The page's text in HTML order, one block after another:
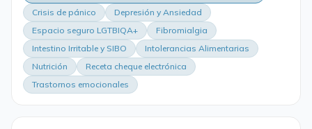
Crisis de pánico
Depresión y Ansiedad
Espacio seguro LGTBIQA+
Fibromialgia
Intestino Irritable y SIBO
Intolerancias Alimentarias
Nutrición
Receta cheque electrónica
Trastornos emocionales